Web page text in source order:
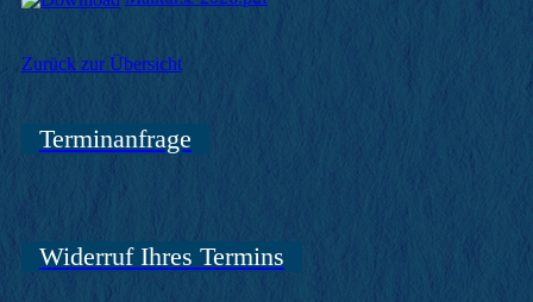
Zurück zur Übersicht
Terminanfrage
Widerruf Ihres Termins